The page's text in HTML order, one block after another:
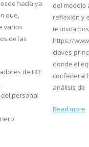
hacía ya
que,
varios
de las
de IB3
personal
del modelo
reflexión y
te
https://
claves-
donde el
confederal
análisis de
Read more